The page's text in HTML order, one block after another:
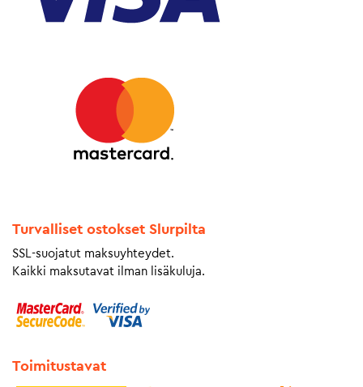
Turvalliset ostokset Slurpilta
SSL-suojatut maksuyhteydet.
Kaikki maksutavat ilman lisäkuluja.
Toimitustavat